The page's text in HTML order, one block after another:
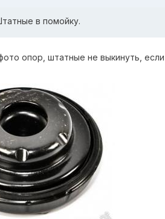
в помойку.
опор, штатные не выкинуть,